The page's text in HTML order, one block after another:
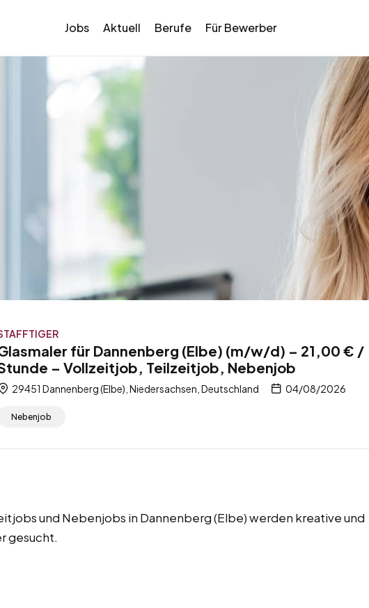
Jobs Aktuell Berufe Für Bewerber
für Dannenberg (Elbe) (m/w/d) – 21,00 € /
– Vollzeitjob, Teilzeitjob, Nebenjob
29451 Dannenberg (Elbe), Niedersachsen, Deutschland 04/08/2026
Nebenjob
und Nebenjobs in Dannenberg (Elbe) werden kreative und
gesucht.